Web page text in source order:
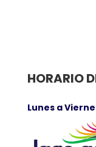
HORARIO
Lunes a